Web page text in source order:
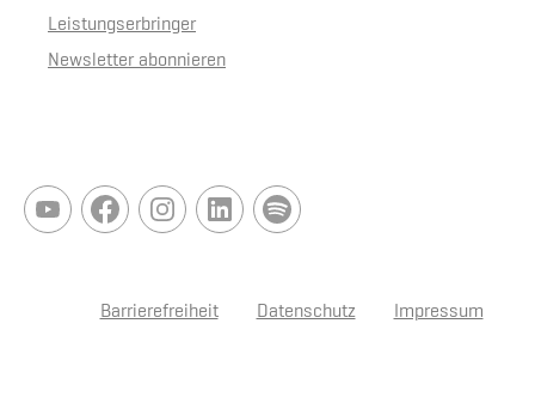
Leistungserbringer
Newsletter abonnieren
Barrierefreiheit Datenschutz Impressum